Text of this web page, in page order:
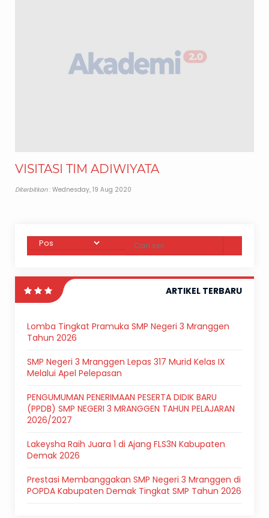
VISITASI TIM ADIWIYATA
Diterbitkan: Wednesday, 19 Aug 2020
ARTIKEL TERBARU
Lomba Tingkat Pramuka SMP Negeri 3 Mranggen
Tahun 2026
SMP Negeri 3 Mranggen Lepas 317 Murid Kelas IX
Melalui Apel Pelepasan
PENGUMUMAN PENERIMAAN PESERTA DIDIK BARU
(PPDB) SMP NEGERI 3 MRANGGEN TAHUN PELAJARAN
2026/2027
Lakeysha Raih Juara 1 di Ajang FLS3N Kabupaten
Demak 2026
Prestasi Membanggakan SMP Negeri 3 Mranggen di
POPDA Kabupaten Demak Tingkat SMP Tahun 2026